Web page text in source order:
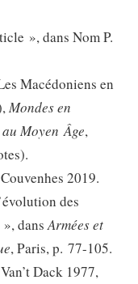
», dans Nom P.
Macédoniens en
Mondes en
Moyen Âge,
2019.
des
dansArmées et
, Paris, p. 77-105.
Dack 1977,